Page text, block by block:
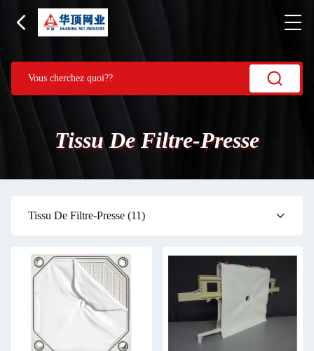
Tissu De Filtre-Presse
Tissu De Filtre-Presse (11)